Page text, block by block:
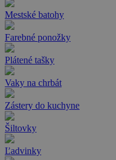
Mestské batohy
Farebné ponožky
Plátené tašky
Vaky na chrbát
Zástery do kuchyne
Šiltovky
Ľadvinky